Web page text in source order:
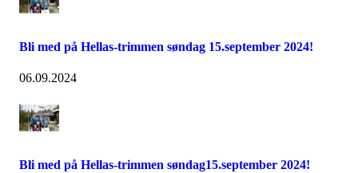
Bli med på Hellas-trimmen søndag 15.september 2024!
06.09.2024
Bli med på Hellas-trimmen søndag15.september 2024!